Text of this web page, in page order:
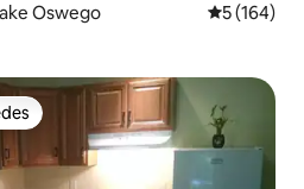
Oswego
5 (164)
más destacados